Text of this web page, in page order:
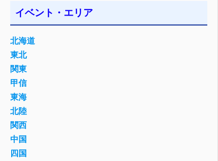
イベント・エリア
北海道
東北
関東
甲信
東海
北陸
関西
中国
四国